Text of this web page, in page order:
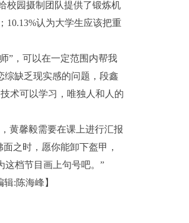
校园摄制团队提供了锻炼机
10.13%认为大学生应该把重
”，可以在一定范围内帮我
综缺乏现实感的问题，段鑫
术可以学习，唯独人和人的
黄馨毅需要在课上进行汇报
之时，愿你能卸下盔甲，
这档节目画上句号吧。”
辑:陈海峰】